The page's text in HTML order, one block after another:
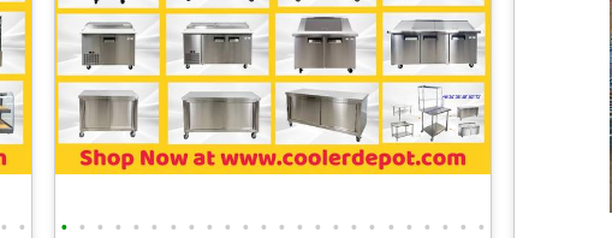
• • • • • • • • • • • • • • • • • • • • • • • • • •